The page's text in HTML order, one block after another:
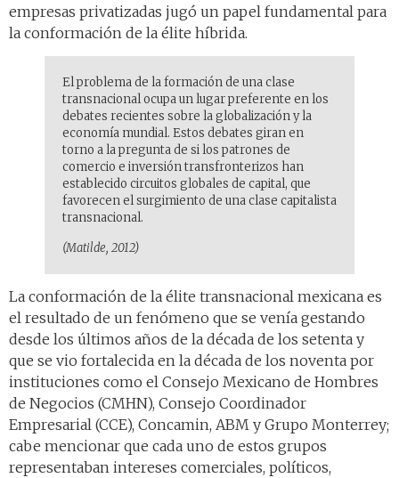
empresas privatizadas jugó un papel fundamental para
la conformación de la élite híbrida.
El problema de la formación de una clase
transnacional ocupa un lugar preferente en los
debates recientes sobre la globalización y la
economía mundial. Estos debates giran en
torno a la pregunta de si los patrones de
comercio e inversión transfronterizos han
establecido circuitos globales de capital, que
favorecen el surgimiento de una clase capitalista
transnacional.
(Matilde, 2012)
La conformación de la élite transnacional mexicana es
el resultado de un fenómeno que se venía gestando
desde los últimos años de la década de los setenta y
que se vio fortalecida en la década de los noventa por
instituciones como el Consejo Mexicano de Hombres
de Negocios (CMHN), Consejo Coordinador
Empresarial (CCE), Concamin, ABM y Grupo Monterrey;
cabe mencionar que cada uno de estos grupos
representaban intereses comerciales, políticos,